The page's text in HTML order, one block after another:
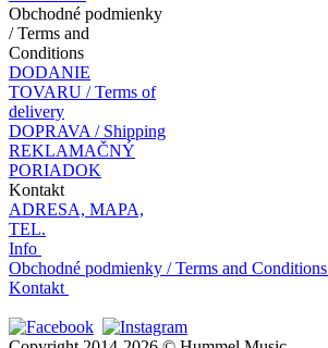
Obchodné podmienky
/ Terms and
Conditions
DODANIE
TOVARU / Terms of
delivery
DOPRAVA / Shipping
REKLAMAČNÝ
PORIADOK
Kontakt
ADRESA, MAPA,
TEL.
Info
Obchodné podmienky / Terms and Conditions
Kontakt